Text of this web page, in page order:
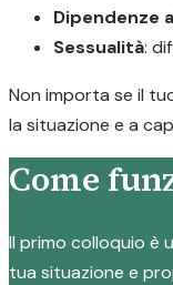
Dipendenze
Sessualità:
Non importa se il
la situazione e a
Come
Il primo colloquio è
tua situazione e